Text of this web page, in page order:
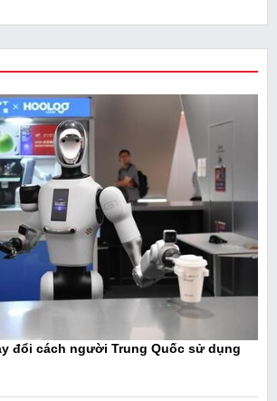
đổi cách người Trung Quốc sử dụng